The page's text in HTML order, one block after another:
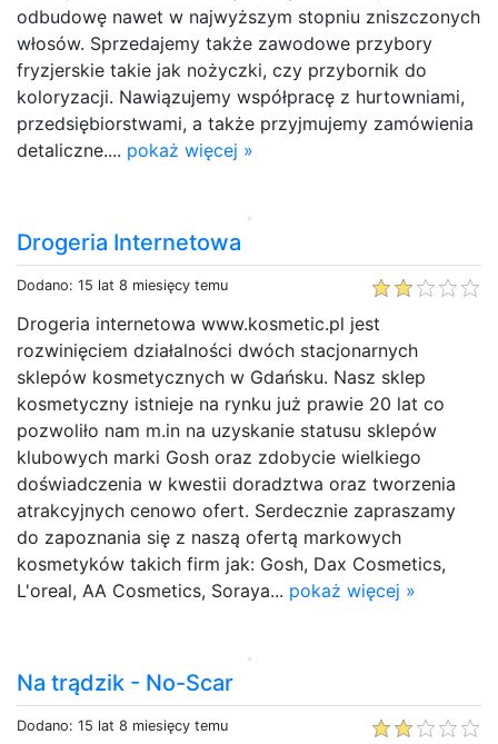
odbudowę nawet w najwyższym stopniu zniszczonych
włosów. Sprzedajemy także zawodowe przybory
fryzjerskie takie jak nożyczki, czy przybornik do
koloryzacji. Nawiązujemy współpracę z hurtowniami,
przedsiębiorstwami, a także przyjmujemy zamówienia
detaliczne.... pokaż więcej »
Drogeria Internetowa
Dodano: 15 lat 8 miesięcy temu
Drogeria internetowa www.kosmetic.pl jest
rozwinięciem działalności dwóch stacjonarnych
sklepów kosmetycznych w Gdańsku. Nasz sklep
kosmetyczny istnieje na rynku już prawie 20 lat co
pozwoliło nam m.in na uzyskanie statusu sklepów
klubowych marki Gosh oraz zdobycie wielkiego
doświadczenia w kwestii doradztwa oraz tworzenia
atrakcyjnych cenowo ofert. Serdecznie zapraszamy
do zapoznania się z naszą ofertą markowych
kosmetyków takich firm jak: Gosh, Dax Cosmetics,
L'oreal, AA Cosmetics, Soraya... pokaż więcej »
Na trądzik - No-Scar
Dodano: 15 lat 8 miesięcy temu